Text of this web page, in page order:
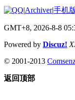
|Archiver|手机
GMT+8, 2026-8-8
Powered by Discuz!
© 2001-2013
返回顶部